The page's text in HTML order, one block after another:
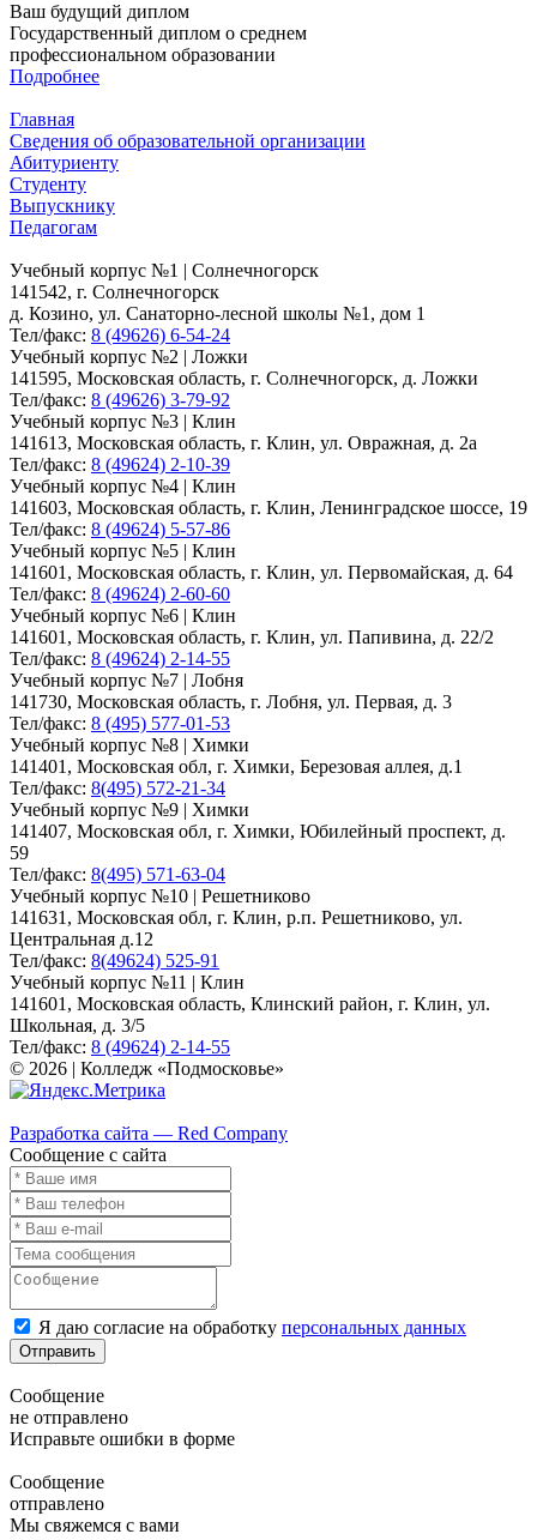
Ваш будущий диплом
Государственный диплом о среднем
профессиональном образовании
Подробнее
Главная
Сведения об образовательной организации
Абитуриенту
Студенту
Выпускнику
Педагогам
Учебный корпус №1 | Солнечногорск
141542, г. Солнечногорск
д. Козино, ул. Санаторно-лесной школы №1, дом 1
Тел/факс: 8 (49626) 6-54-24
Учебный корпус №2 | Ложки
141595, Московская область, г. Солнечногорск, д. Ложки
Тел/факс: 8 (49626) 3-79-92
Учебный корпус №3 | Клин
141613, Московская область, г. Клин, ул. Овражная, д. 2а
Тел/факс: 8 (49624) 2-10-39
Учебный корпус №4 | Клин
141603, Московская область, г. Клин, Ленинградское шоссе, 19
Тел/факс: 8 (49624) 5-57-86
Учебный корпус №5 | Клин
141601, Московская область, г. Клин, ул. Первомайская, д. 64
Тел/факс: 8 (49624) 2-60-60
Учебный корпус №6 | Клин
141601, Московская область, г. Клин, ул. Папивина, д. 22/2
Тел/факс: 8 (49624) 2-14-55
Учебный корпус №7 | Лобня
141730, Московская область, г. Лобня, ул. Первая, д. 3
Тел/факс: 8 (495) 577-01-53
Учебный корпус №8 | Химки
141401, Московская обл, г. Химки, Березовая аллея, д.1
Тел/факс: 8(495) 572-21-34
Учебный корпус №9 | Химки
141407, Московская обл, г. Химки, Юбилейный проспект, д.
59
Тел/факс: 8(495) 571-63-04
Учебный корпус №10 | Решетниково
141631, Московская обл, г. Клин, р.п. Решетниково, ул.
Центральная д.12
Тел/факс: 8(49624) 525-91
Учебный корпус №11 | Клин
141601, Московская область, Клинский район, г. Клин, ул.
Школьная, д. 3/5
Тел/факс: 8 (49624) 2-14-55
© 2026 | Колледж «Подмосковье»
Разработка сайта — Red Company
Сообщение с сайта
Я даю согласие на обработку персональных данных
Отправить
Сообщение
не отправлено
Исправьте ошибки в форме
Сообщение
отправлено
Мы свяжемся с вами